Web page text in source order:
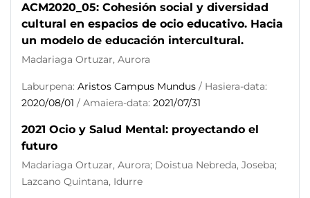
ACM2020_05: Cohesión social y diversidad
cultural en espacios de ocio educativo. Hacia
un modelo de educación intercultural.
Madariaga Ortuzar, Aurora
Laburpena: Aristos Campus Mundus / Hasiera-data:
2020/08/01 / Amaiera-data: 2021/07/31
2021 Ocio y Salud Mental: proyectando el
futuro
Madariaga Ortuzar, Aurora; Doistua Nebreda, Joseba;
Lazcano Quintana, Idurre